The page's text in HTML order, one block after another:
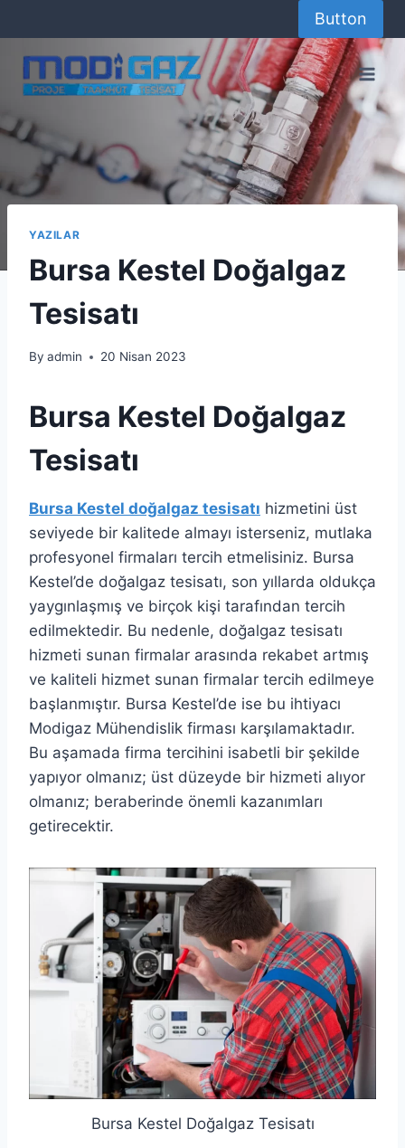
to
content
Button
YAZILAR
Bursa Kestel Doğalgaz
Tesisatı
By admin 20 Nisan 2023
Bursa Kestel Doğalgaz
Tesisatı
Bursa Kestel doğalgaz tesisatı hizmetini üst
seviyede bir kalitede almayı isterseniz, mutlaka
profesyonel firmaları tercih etmelisiniz. Bursa
Kestel’de doğalgaz tesisatı, son yıllarda oldukça
yaygınlaşmış ve birçok kişi tarafından tercih
edilmektedir. Bu nedenle, doğalgaz tesisatı
hizmeti sunan firmalar arasında rekabet artmış
ve kaliteli hizmet sunan firmalar tercih edilmeye
başlanmıştır. Bursa Kestel’de ise bu ihtiyacı
Modigaz Mühendislik firması karşılamaktadır.
Bu aşamada firma tercihini isabetli bir şekilde
yapıyor olmanız; üst düzeyde bir hizmeti alıyor
olmanız; beraberinde önemli kazanımları
getirecektir.
Bursa Kestel Doğalgaz Tesisatı